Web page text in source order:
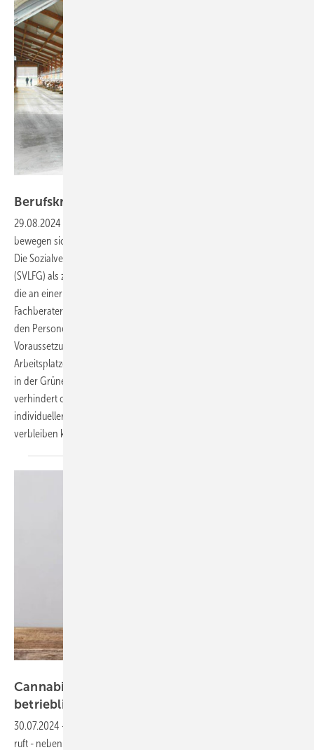
Berufskrankheiten in der Grünen
29.08.2024
bewegen sich in der Grünen Branche seit Jahren auf hohem Niveau.
Die Sozialversicherung für Landwirtschaft, Forsten und Gartenbau
(SVLFG) als zuständige Berufsgenossenschaft gewährt Betroffenen,
die an einer anerkannten BK leiden, umfassende Leistungen.
Fachberaterinnen und -berater der SVLFG begleiten und unterstützen
den Personenkreis von der Ermittlung der arbeitstechnischen
Voraussetzungen einer BK bis hin zu notwendigen Veränderungen des
Arbeitsplatzes. In dieser Rubrik berichten wir in loser Folge, wie BKen
in der Grünen Branche durch gezielte Präventionsmaßnahmen
verhindert oder gemildert werden und wie Betroffene dank
individueller Präventionsmaßnahmen weiter in ihrem Beruf
verbleiben können.
Cannabis-Legalisierung: Konsequenzen für den
betrieblichen
30.07.2024 -
ruft - neben einer breiten Diskussion von Experten über mögliche